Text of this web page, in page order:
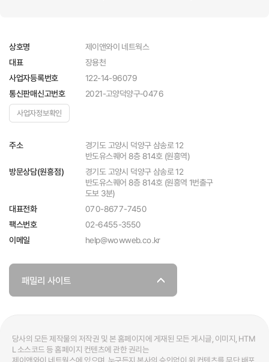
상호명 제이앤와이 네트웍스
대표 장용천
사업자등록번호 122-14-96079
통신판매신고번호 2021-고양덕양구-0476
사업자정보확인
주소 경기도 고양시 덕양구 삼송로 12
반도유스퀘어 8층 814호 (원흥역)
방문상담(원흥점) 경기도 고양시 덕양구 삼송로 12
반도유스퀘어 8층 814호 (원흥역 1번출구
도보 3분)
대표전화 070-8677-7450
팩스번호 02-6455-3550
이메일 help@wowweb.co.kr
패밀리 사이트
당사의 모든 제작물의 저작권 및 본 홈페이지에 게재된 모든 게시글, 이미지, HTM
L 소스코드 등 홈페이지 컨텐츠에 관한 권리는